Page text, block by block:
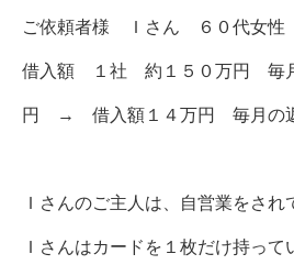
ご依頼者様 Ｉさん ６０代女性
借入額 １社 約１５０万円 毎
円 → 借入額１４万円 毎月の返
Ｉさんのご主人は、自営業をされ
Ｉさんはカードを１枚だけ持っ